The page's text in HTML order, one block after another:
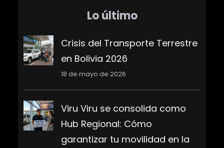
Lo último
Crisis del Transporte Terrestre
en Bolivia 2026
18 de mayo de 2026
Viru Viru se consolida como
Hub Regional: Cómo
garantizar tu movilidad en la